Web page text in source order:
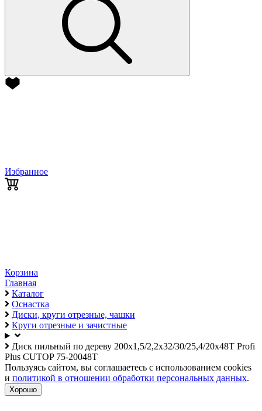
Избранное
Корзина
Главная
Каталог
Оснастка
Диски, круги отрезные, чашки
Круги отрезные и зачистные
Диск пильный по дереву 200х1,5/2,2х32/30/25,4/20х48Т Profi
Plus CUTOP 75-20048Т
Пользуясь сайтом, вы соглашаетесь с использованием cookies
и политикой в отношении обработки персональных данных.
Хорошо